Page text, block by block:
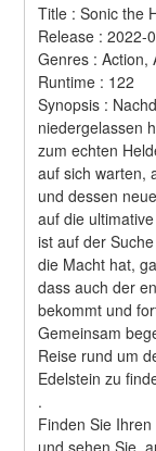
Title : Sonic the
Release : 2022-
Genres : Action,
Runtime : 122
Synopsis :
niedergelassen
zum echten
auf sich warten,
und dessen
auf die
ist auf der
die Macht hat,
dass auch der
bekommt und
Gemeinsam
Reise rund um
Edelstein zu
.
Finden Sie
und sehen Sie,